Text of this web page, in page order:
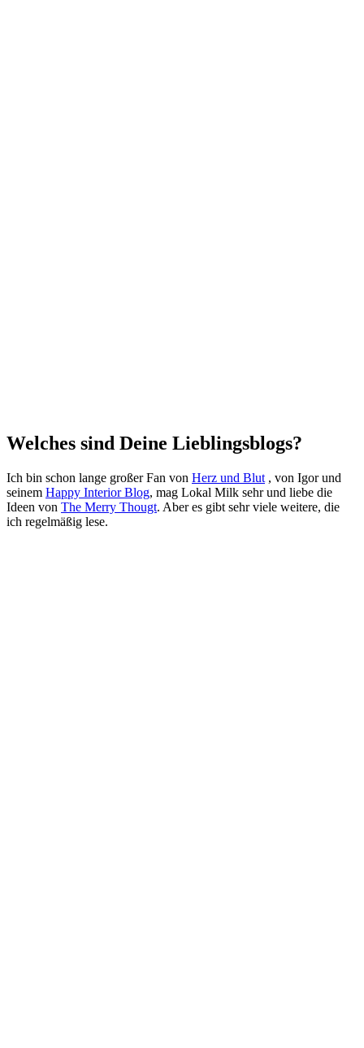
Welches sind Deine Lieblingsblogs?
Ich bin schon lange großer Fan von Herz und Blut , von Igor und
seinem Happy Interior Blog, mag Lokal Milk sehr und liebe die
Ideen von The Merry Thougt. Aber es gibt sehr viele weitere, die
ich regelmäßig lese.